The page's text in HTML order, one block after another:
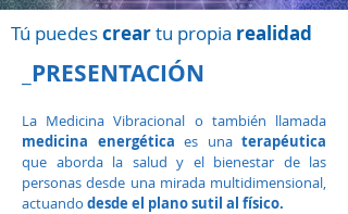
Tú puedescreartu propia realidad
_PRESENTACIÓN
La Medicina Vibracional o también llamada
medicina energética es unaterapéutica
que aborda la salud y el bienestar de las
personas desde una mirada multidimensional,
actuando desde el plano sutil al físico.